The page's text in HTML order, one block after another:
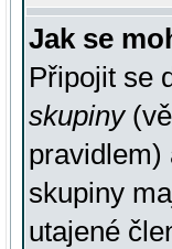
Jak se
Připojit se
skupiny
pravidlem)
skupiny
utajené